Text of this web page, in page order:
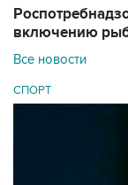
включению
Все новости
СПОРТ